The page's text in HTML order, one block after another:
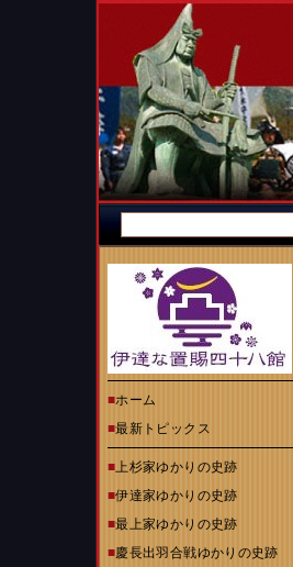
■ホーム
■最新トピックス
■上杉家ゆかりの史跡
■伊達家ゆかりの史跡
■最上家ゆかりの史跡
■慶長出羽合戦ゆかりの史跡